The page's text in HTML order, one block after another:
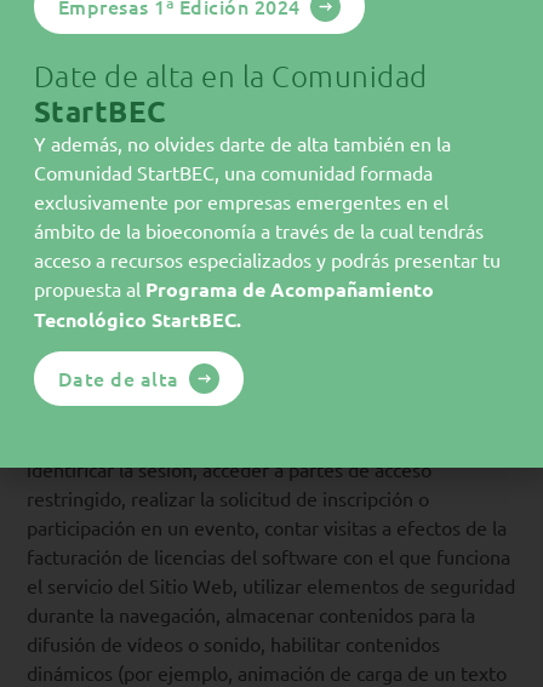
En el caso de que las cookies sean servidas desde un
equipo o dominio gestionado por el propio editor, pero
la información que se recoja mediante estas sea
gestionada por un tercero, no pueden ser consideradas
como cookies propias si el tercero las utiliza para sus
propias finalidades (por ejemplo, la mejora de los
servicios que presta o la prestación de servicios de
carácter publicitario a favor de otras entidades).
SEGÚN SU FINALIDAD
Cookies técnicas:
Son aquellas necesarias para la navegación y el buen
funcionamiento de nuestro Sitio Web, como por
identificar la sesión, acceder a partes de acceso
restringido, realizar la solicitud de inscripción o
participación en un evento, contar visitas a efectos de la
facturación de licencias del software con el que funciona
el servicio del Sitio Web, utilizar elementos de seguridad
durante la navegación, almacenar contenidos para la
difusión de vídeos o sonido, habilitar contenidos
dinámicos (por ejemplo, animación de carga de un texto
Empresas 1ª Edición 2024
Date de alta en la Comunidad
StartBEC
Y además, no olvides darte de alta también en la
Comunidad StartBEC, una comunidad formada
exclusivamente por empresas emergentes en el
ámbito de la bioeconomía a través de la cual tendrás
acceso a recursos especializados y podrás presentar tu
propuesta al Programa de Acompañamiento
Tecnológico StartBEC.
Date de alta